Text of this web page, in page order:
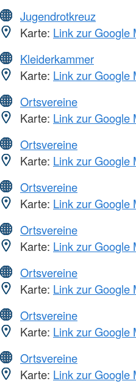
Jugendrotkreuz
Karte: Link zur Google
Kleiderkammer
Karte: Link zur Google
Ortsvereine
Karte: Link zur Google
Ortsvereine
Karte: Link zur Google
Ortsvereine
Karte: Link zur Google
Ortsvereine
Karte: Link zur Google
Ortsvereine
Karte: Link zur Google
Ortsvereine
Karte: Link zur Google
Ortsvereine
Karte: Link zur Google